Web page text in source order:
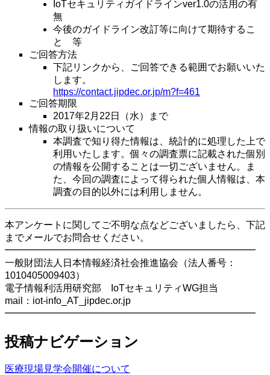
IoTセキュリティガイドラインver1.0の活用の有
無
今後のガイドライン改訂等に向けて期待するこ
と 等
ご回答方法
下記リンクから、ご回答できる範囲でお願いいた
します。
https://contact.jipdec.or.jp/m?f=461
ご回答期限
2017年2月22日（水）まで
情報の取り扱いについて
本調査で知り得た情報は、統計的に処理した上で
利用いたします。個々の調査票に記載された個別
の情報を公開することは一切ございません。ま
た、今回の調査によって得られた個人情報は、本
調査の目的以外には利用しません。
本アンケートに関してご不明な点などございましたら、下記
までメールでお問合せください。
━━━━━━━━━━━━━━━━━━━━━━━━━━
一般財団法人日本情報経済社会推進協会（法人番号：
1010405009403）
電子情報利活用研究部 IoTセキュリティWG担当
mail：iot-info_AT_jipdec.or.jp
━━━━━━━━━━━━━━━━━━━━━━━━━━
投稿ナビゲーション
医療現場見学会開催について